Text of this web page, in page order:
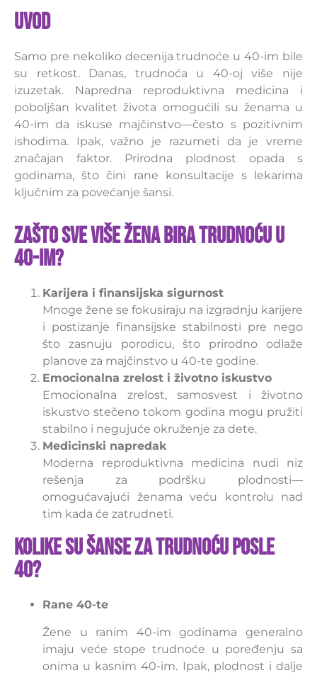
Uvod
Samo pre nekoliko decenija trudnoće u 40-im bile
su retkost. Danas, trudnoća u 40-oj više nije
izuzetak. Napredna reproduktivna medicina i
poboljšan kvalitet života omogućili su ženama u
40-im da iskuse majčinstvo—često s pozitivnim
ishodima. Ipak, važno je razumeti da je vreme
značajan faktor. Prirodna plodnost opada s
godinama, što čini rane konsultacije s lekarima
ključnim za povećanje šansi.
Zašto sve više žena bira trudnoću u
40-im?
Karijera i finansijska sigurnost
Mnoge žene se fokusiraju na izgradnju karijere
i postizanje finansijske stabilnosti pre nego
što zasnuju porodicu, što prirodno odlaže
planove za majčinstvo u 40-te godine.
Emocionalna zrelost i životno iskustvo
Emocionalna zrelost, samosvest i životno
iskustvo stečeno tokom godina mogu pružiti
stabilno i negujuće okruženje za dete.
Medicinski napredak
Moderna reproduktivna medicina nudi niz
rešenja za podršku plodnosti—
omogućavajući ženama veću kontrolu nad
tim kada će zatrudneti.
Kolike su šanse za trudnoću posle
40?
Rane 40-te
Žene u ranim 40-im godinama generalno
imaju veće stope trudnoće u poređenju sa
onima u kasnim 40-im. Ipak, plodnost i dalje